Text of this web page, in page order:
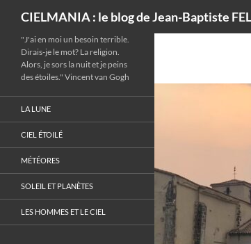
CIELMANIA : le blog de Jean-Baptiste
"J'ai en moi un besoin terrible.
Dirais-je le mot? La religion.
Alors, je sors la nuit et je peins
des étoiles." Vincent van Gogh
LA LUNE
CIEL ÉTOILÉ
MÉTÉORES
SOLEIL ET PLANÈTES
LES HOMMES ET LE CIEL